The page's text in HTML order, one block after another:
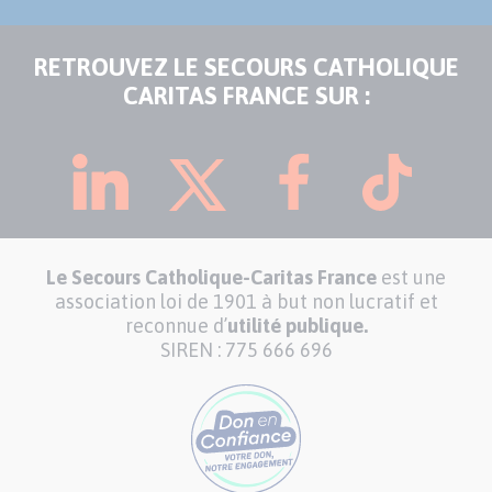
RETROUVEZ LE SECOURS CATHOLIQUE
CARITAS FRANCE SUR :
Le Secours Catholique-Caritas France est une
association loi de 1901 à but non lucratif et
reconnue d’utilité publique.
SIREN : 775 666 696